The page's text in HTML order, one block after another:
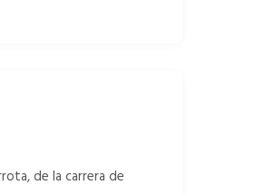
de la carrera de